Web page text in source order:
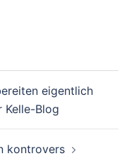
eigentlich
Kelle-Blog
kontrovers